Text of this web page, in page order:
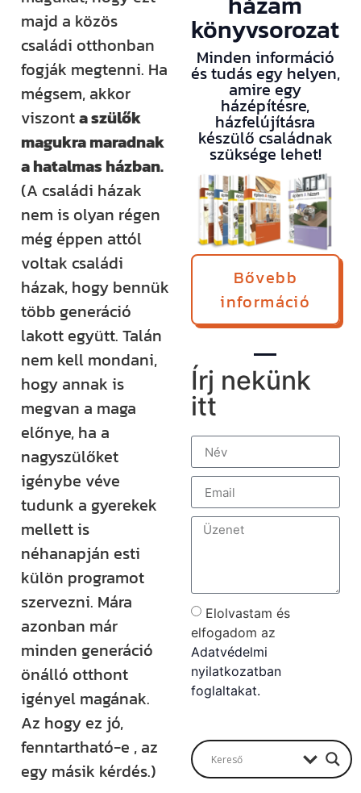
majd a közös
családi otthonban
fogják megtenni. Ha
mégsem, akkor
viszonta szülők
magukra maradnak
a hatalmas házban.
(A családi házak
nem is olyan régen
még éppen attól
voltak családi
házak, hogy bennük
több generáció
lakott együtt. Talán
nem kell mondani,
hogy annak is
megvan a maga
előnye, ha a
nagyszülőket
igénybe véve
tudunk a gyerekek
mellett is
néhanapján esti
külön programot
szervezni. Mára
azonban már
minden generáció
önálló otthont
igényel magának.
Az hogy ez jó,
fenntartható-e , az
egy másik kérdés.)
könyvsorozat
Minden információ
és tudás egy helyen,
amire egy
házépítésre,
házfelújításra
készülő családnak
szüksége lehet!
Bővebb
információ
Írj nekünk
itt
Elolvastam és
elfogadom az
Adatvédelmi
nyilatkozatban
foglaltakat.